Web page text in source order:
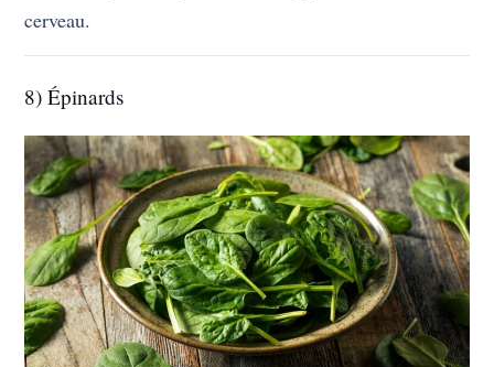
cerveau.
8) Épinards